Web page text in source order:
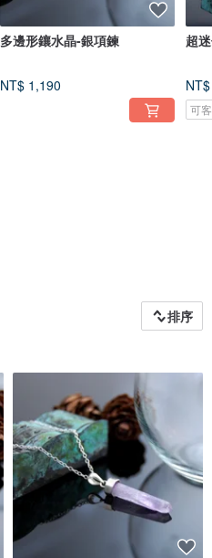
多邊形鑲水晶-銀項鍊
NT$ 1,190
超
可
排序